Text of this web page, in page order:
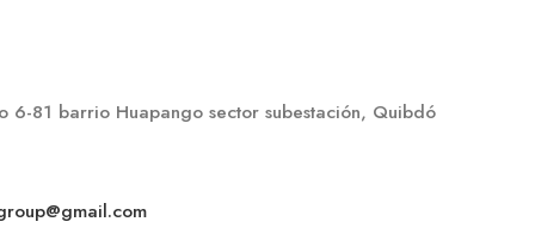
6-81 barrio Huapango sector subestación, Quibdó